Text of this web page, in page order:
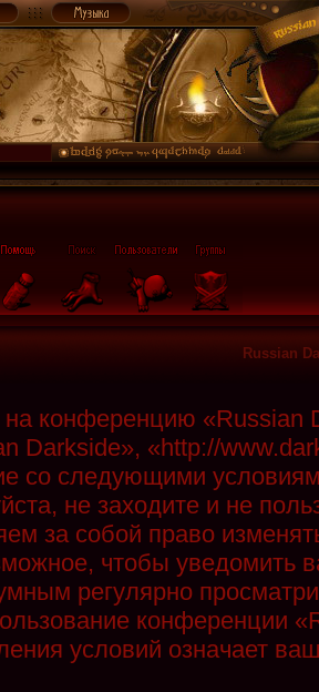
Russian
на конференцию
Darkside», «http://
со следующими
не заходите и не
за собой право
чтобы уведомить
регулярно
конференции
условий означает